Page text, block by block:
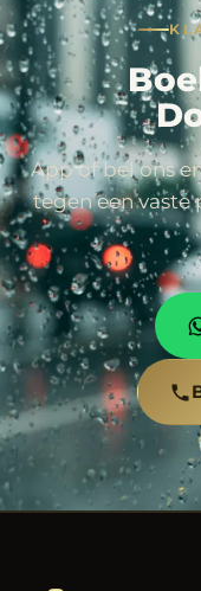
App of bel ons
tegen een vaste